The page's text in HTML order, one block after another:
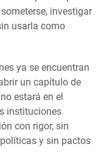
investigar
usarla como
ya se encuentran
un capítulo de
estará en el
instituciones
con rigor, sin
y sin pactos